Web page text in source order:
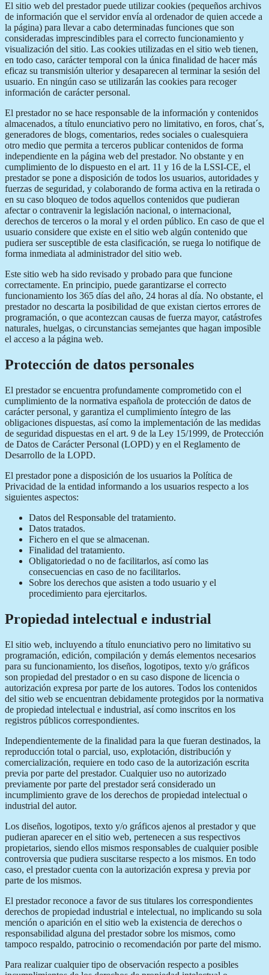
El sitio web del prestador puede utilizar cookies (pequeños archivos
de información que el servidor envía al ordenador de quien accede a
la página) para llevar a cabo determinadas funciones que son
consideradas imprescindibles para el correcto funcionamiento y
visualización del sitio. Las cookies utilizadas en el sitio web tienen,
en todo caso, carácter temporal con la única finalidad de hacer más
eficaz su transmisión ulterior y desaparecen al terminar la sesión del
usuario. En ningún caso se utilizarán las cookies para recoger
información de carácter personal.
El prestador no se hace responsable de la información y contenidos
almacenados, a título enunciativo pero no limitativo, en foros, chat´s,
generadores de blogs, comentarios, redes sociales o cualesquiera
otro medio que permita a terceros publicar contenidos de forma
independiente en la página web del prestador. No obstante y en
cumplimiento de lo dispuesto en el art. 11 y 16 de la LSSI-CE, el
prestador se pone a disposición de todos los usuarios, autoridades y
fuerzas de seguridad, y colaborando de forma activa en la retirada o
en su caso bloqueo de todos aquellos contenidos que pudieran
afectar o contravenir la legislación nacional, o internacional,
derechos de terceros o la moral y el orden público. En caso de que el
usuario considere que existe en el sitio web algún contenido que
pudiera ser susceptible de esta clasificación, se ruega lo notifique de
forma inmediata al administrador del sitio web.
Este sitio web ha sido revisado y probado para que funcione
correctamente. En principio, puede garantizarse el correcto
funcionamiento los 365 días del año, 24 horas al día. No obstante, el
prestador no descarta la posibilidad de que existan ciertos errores de
programación, o que acontezcan causas de fuerza mayor, catástrofes
naturales, huelgas, o circunstancias semejantes que hagan imposible
el acceso a la página web.
Protección de datos personales
El prestador se encuentra profundamente comprometido con el
cumplimiento de la normativa española de protección de datos de
carácter personal, y garantiza el cumplimiento íntegro de las
obligaciones dispuestas, así como la implementación de las medidas
de seguridad dispuestas en el art. 9 de la Ley 15/1999, de Protección
de Datos de Carácter Personal (LOPD) y en el Reglamento de
Desarrollo de la LOPD.
El prestador pone a disposición de los usuarios la Política de
Privacidad de la entidad informando a los usuarios respecto a los
siguientes aspectos:
Datos del Responsable del tratamiento.
Datos tratados.
Fichero en el que se almacenan.
Finalidad del tratamiento.
Obligatoriedad o no de facilitarlos, así como las
consecuencias en caso de no facilitarlos.
Sobre los derechos que asisten a todo usuario y el
procedimiento para ejercitarlos.
Propiedad intelectual e industrial
El sitio web, incluyendo a título enunciativo pero no limitativo su
programación, edición, compilación y demás elementos necesarios
para su funcionamiento, los diseños, logotipos, texto y/o gráficos
son propiedad del prestador o en su caso dispone de licencia o
autorización expresa por parte de los autores. Todos los contenidos
del sitio web se encuentran debidamente protegidos por la normativa
de propiedad intelectual e industrial, así como inscritos en los
registros públicos correspondientes.
Independientemente de la finalidad para la que fueran destinados, la
reproducción total o parcial, uso, explotación, distribución y
comercialización, requiere en todo caso de la autorización escrita
previa por parte del prestador. Cualquier uso no autorizado
previamente por parte del prestador será considerado un
incumplimiento grave de los derechos de propiedad intelectual o
industrial del autor.
Los diseños, logotipos, texto y/o gráficos ajenos al prestador y que
pudieran aparecer en el sitio web, pertenecen a sus respectivos
propietarios, siendo ellos mismos responsables de cualquier posible
controversia que pudiera suscitarse respecto a los mismos. En todo
caso, el prestador cuenta con la autorización expresa y previa por
parte de los mismos.
El prestador reconoce a favor de sus titulares los correspondientes
derechos de propiedad industrial e intelectual, no implicando su sola
mención o aparición en el sitio web la existencia de derechos o
responsabilidad alguna del prestador sobre los mismos, como
tampoco respaldo, patrocinio o recomendación por parte del mismo.
Para realizar cualquier tipo de observación respecto a posibles